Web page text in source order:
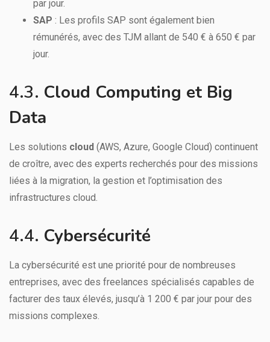
par jour.
SAP : Les profils SAP sont également bien
rémunérés, avec des TJM allant de 540 € à 650 € par
jour.
4.3. Cloud Computing et Big
Data
Les solutions cloud (AWS, Azure, Google Cloud) continuent
de croître, avec des experts recherchés pour des missions
liées à la migration, la gestion et l’optimisation des
infrastructures cloud.
4.4. Cybersécurité
La cybersécurité est une priorité pour de nombreuses
entreprises, avec des freelances spécialisés capables de
facturer des taux élevés, jusqu’à 1 200 € par jour pour des
missions complexes.